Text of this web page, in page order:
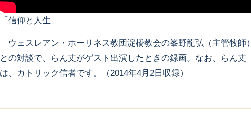
「信仰と人生」
ウェスレアン・ホーリネス教団淀橋教会の峯野龍弘（主管牧師）
との対談で、らん丈がゲスト出演したときの録画。なお、らん丈
は、カトリック信者です。（2014年4月2日収録）